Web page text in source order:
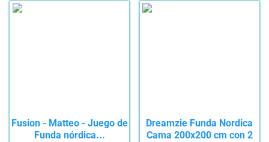
Fusion - Matteo - Juego de
Funda nórdica...
Dreamzie Funda Nordica
Cama 200x200 cm con 2